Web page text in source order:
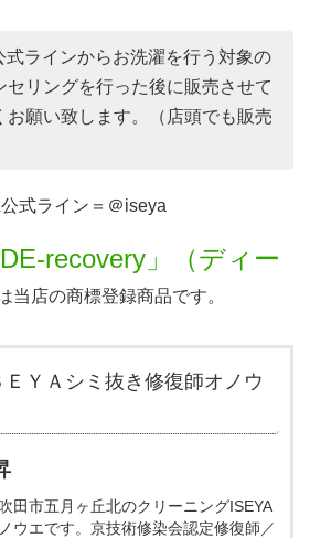
ラインからお洗濯を行う対象の
セリングを行った後に販売させて
お願い致します。（店頭でも販売
式ライン＝＠iseya
DE‐recovery」（ディー
当店の商標登録商品です。
ＹＡシミ抜き修復師オノウ
田市五月ヶ丘北のクリーニングISEYA
ウエです。京技術修染会認定修復師／